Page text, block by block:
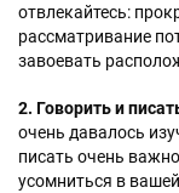
отвлекайтесь:
рассматривание
завоевать
2. Говорить и
очень давалось
писать очень
усомниться в